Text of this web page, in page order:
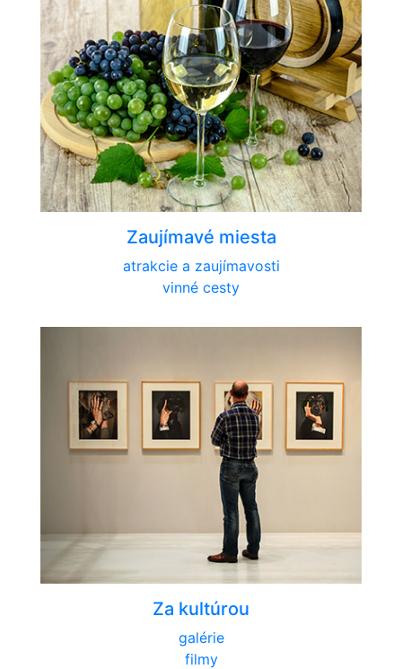
Zaujímavé miesta
atrakcie a zaujímavosti
vinné cesty
Za kultúrou
galérie
filmy